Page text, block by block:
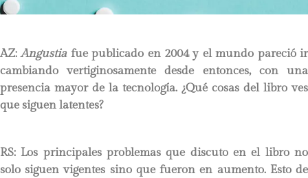
AZ:Angustiafue publicado en 2004 y el mundo pareció ir
cambiando vertiginosamente desde entonces, con una
presencia mayor de la tecnología. ¿Qué cosas del libro ves
que siguen latentes?
RS: Los principales problemas que discuto en el libro no
solo siguen vigentes sino que fueron en aumento. Esto de